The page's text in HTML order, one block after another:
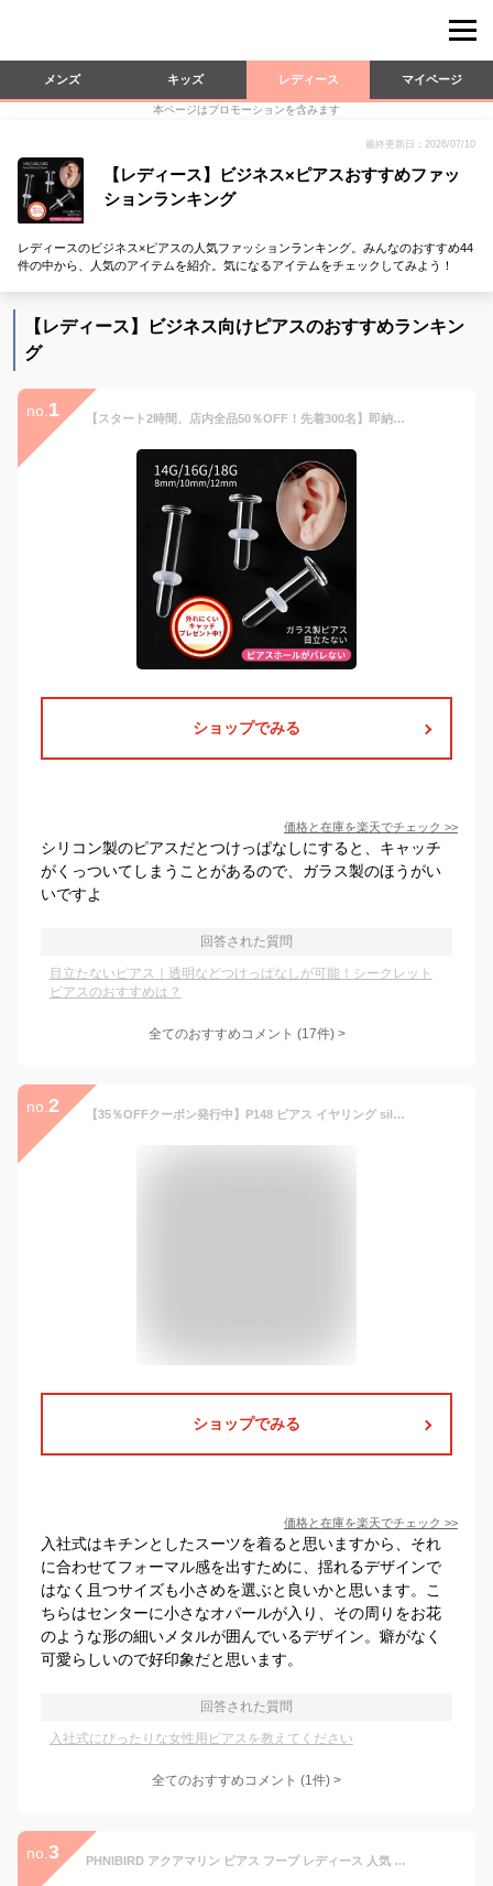
メンズ キッズ レディース マイページ
本ページはプロモーションを含みます
最終更新日：2026/07/10
【レディース】ビジネス×ピアスおすすめファッ
ションランキング
レディースのビジネス×ピアスの人気ファッションランキング。みんなのおすすめ44
件の中から、人気のアイテムを紹介。気になるアイテムをチェックしてみよう！
【レディース】ビジネス向けピアスのおすすめランキン
グ
no. 1 【スタート2時間、店内全品50％OFF！先着300名】即納！最安挑戦【2本セット】透明ピアス 18G 16G 14G 強化ガラス素材 つけっぱなし ガラスピアス ピアス 軟骨ピアス 金属アレルギー対応 ガラスリテーナー 軟骨 ファーストピアス つけっぱなし 目立たない アクセサリー
ショップでみる
価格と在庫を楽天でチェック >>
シリコン製のピアスだとつけっぱなしにすると、キャッチ
がくっついてしまうことがあるので、ガラス製のほうがい
いですよ
回答された質問
目立たないピアス｜透明などつけっぱなしが可能！シークレット
ピアスのおすすめは？
全てのおすすめコメント (17件) >
no. 2 【35％OFFクーポン発行中】P148 ピアス イヤリング silver925 ニュアンス デザイン オパール ストーン シンプル ユニーク ギフト プレゼント 華奢 オフィス 結婚式 卒業式 入学式 入卒式 入園式 卒園式 ミニピアス 女性 レディース accessory
ショップでみる
価格と在庫を楽天でチェック >>
入社式はキチンとしたスーツを着ると思いますから、それ
に合わせてフォーマル感を出すために、揺れるデザインで
はなく且つサイズも小さめを選ぶと良いかと思います。こ
ちらはセンターに小さなオパールが入り、その周りをお花
のような形の細いメタルが囲んでいるデザイン。癖がなく
可愛らしいので好印象だと思います。
回答された質問
入社式にぴったりな女性用ピアスを教えてください
全てのおすすめコメント (1件) >
no. 3 PHNIBIRD アクアマリン ピアス フープ レディース 人気 3月誕生石 金属アレルギー対応 ピアス リング つけっぱなし 小さめ バレンタイン ギフト ホワイトデー お返し 入学式 卒業式 おしゃれ 普段使い シンプル 誕生日 記念日 プレゼント 20代 30代 40代